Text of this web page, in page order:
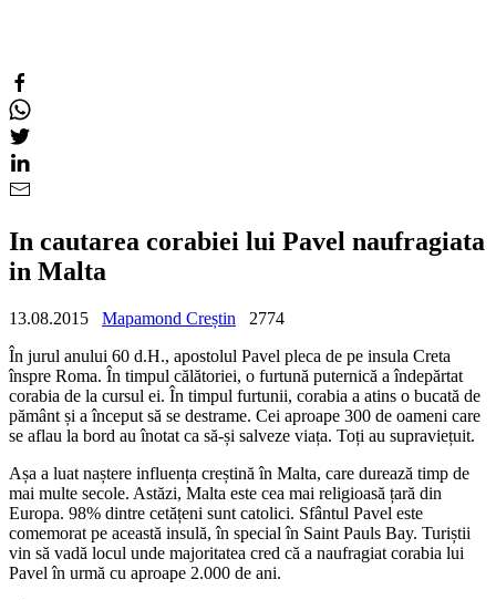
In cautarea corabiei lui Pavel naufragiata
in Malta
13.08.2015 Mapamond Creștin
2774
În jurul anului 60 d.H., apostolul Pavel pleca de pe insula Creta
înspre Roma. În timpul călătoriei, o furtună puternică a îndepărtat
corabia de la cursul ei. În timpul furtunii, corabia a atins o bucată de
pământ și a început să se destrame. Cei aproape 300 de oameni care
se aflau la bord au înotat ca să-și salveze viața. Toți au supraviețuit.
Așa a luat naștere influența creștină în Malta, care durează timp de
mai multe secole. Astăzi, Malta este cea mai religioasă țară din
Europa. 98% dintre cetățeni sunt catolici. Sfântul Pavel este
comemorat pe această insulă, în special în Saint Pauls Bay. Turiștii
vin să vadă locul unde majoritatea cred că a naufragiat corabia lui
Pavel în urmă cu aproape 2.000 de ani.